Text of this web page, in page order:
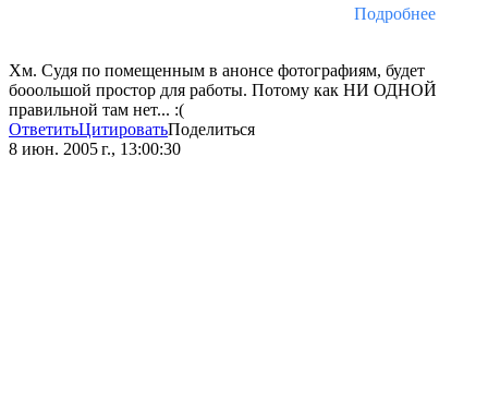
Подробнее
Хм. Судя по помещенным в анонсе фотографиям, будет
бооольшой простор для работы. Потому как НИ ОДНОЙ
правильной там нет... :(
ОтветитьЦитироватьПоделиться
8 июн. 2005 г., 13:00:30